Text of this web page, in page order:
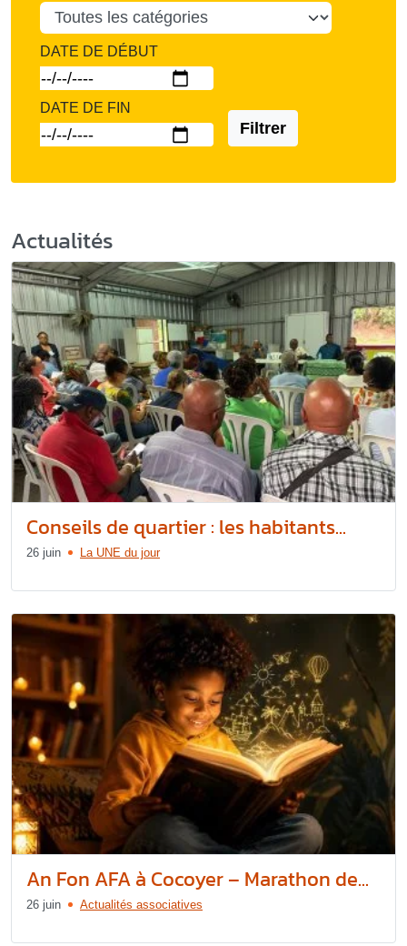
DATE DE DÉBUT
DATE DE FIN
Filtrer
Actualités
Conseils de quartier : les habitants...
26 juin La UNE du jour
An Fon AFA à Cocoyer – Marathon de...
26 juin Actualités associatives